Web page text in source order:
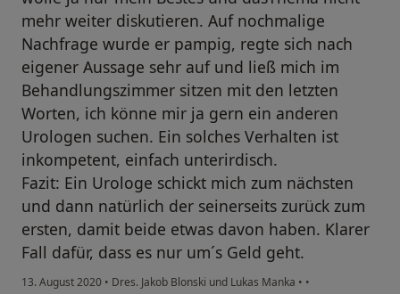
mehr weiter diskutieren. Auf nochmalige
Nachfrage wurde er pampig, regte sich nach
eigener Aussage sehr auf und ließ mich im
Behandlungszimmer sitzen mit den letzten
Worten, ich könne mir ja gern ein anderen
Urologen suchen. Ein solches Verhalten ist
inkompetent, einfach unterirdisch.
Fazit: Ein Urologe schickt mich zum nächsten
und dann natürlich der seinerseits zurück zum
ersten, damit beide etwas davon haben. Klarer
Fall dafür, dass es nur um´s Geld geht.
13. August 2020 • Dres. Jakob Blonski und Lukas Manka • •